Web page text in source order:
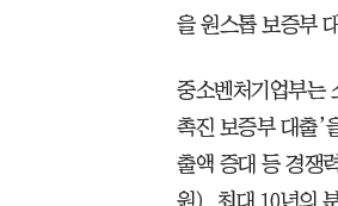
을 원스톱 보증부
중소벤처기업부는
촉진 보증부 대출’
출액 증대 등 경쟁
원), 최대 10년의